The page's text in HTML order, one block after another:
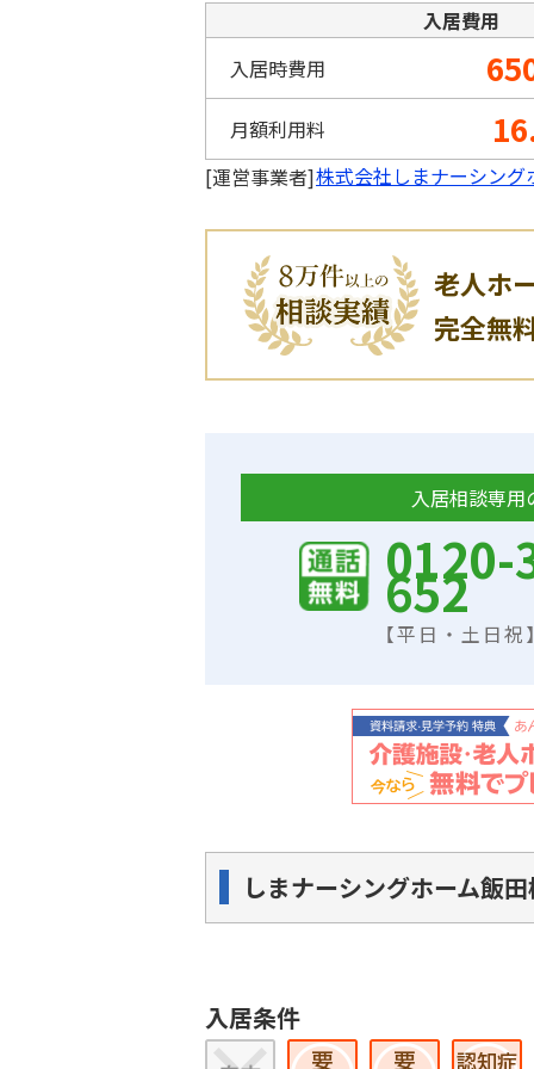
入居費用
入居時費用
月額利用料
[運営事業者]株式会社しまナーシング
老人ホ
完全無
入居相談専用
0120-
652
【平日・土日
しまナーシングホーム飯
入居条件